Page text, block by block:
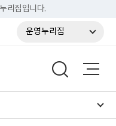
리집입니다.
운영누리집